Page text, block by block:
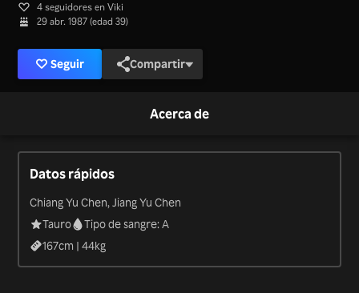
4 seguidores en Viki
29 abr. 1987 (edad 39)
Seguir Compartir
Acerca de
Datos rápidos
Chiang Yu Chen, Jiang Yu Chen
Tauro
Tipo de sangre: A
167cm |44kg